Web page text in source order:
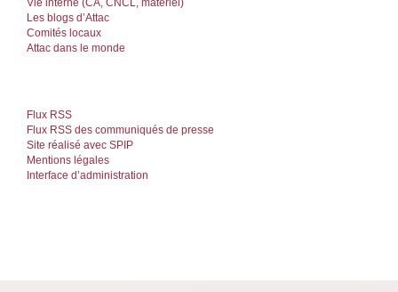
Vie interne (CA, CNCL, matériel)
Les blogs d’Attac
Comités locaux
Attac dans le monde
Flux RSS
Flux RSS des communiqués de presse
Site réalisé avec SPIP
Mentions légales
Interface d’administration